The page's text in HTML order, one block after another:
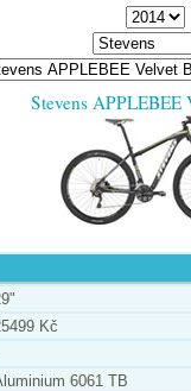
Stevens APPLEBEE
Kč
6061 TB